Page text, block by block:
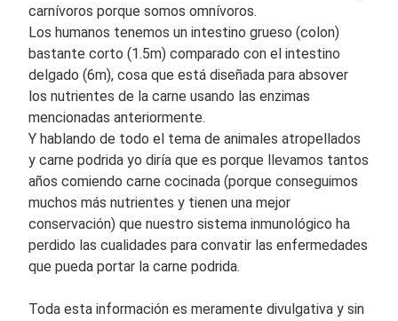
carnívoros porque somos omnívoros.
Los humanos tenemos un intestino grueso (colon)
bastante corto (1.5m) comparado con el intestino
delgado (6m), cosa que está diseñada para absover
los nutrientes de la carne usando las enzimas
mencionadas anteriormente.
Y hablando de todo el tema de animales atropellados
y carne podrida yo diría que es porque llevamos tantos
años comiendo carne cocinada (porque conseguimos
muchos más nutrientes y tienen una mejor
conservación) que nuestro sistema inmunológico ha
perdido las cualidades para convatir las enfermedades
que pueda portar la carne podrida.
Toda esta información es meramente divulgativa y sin